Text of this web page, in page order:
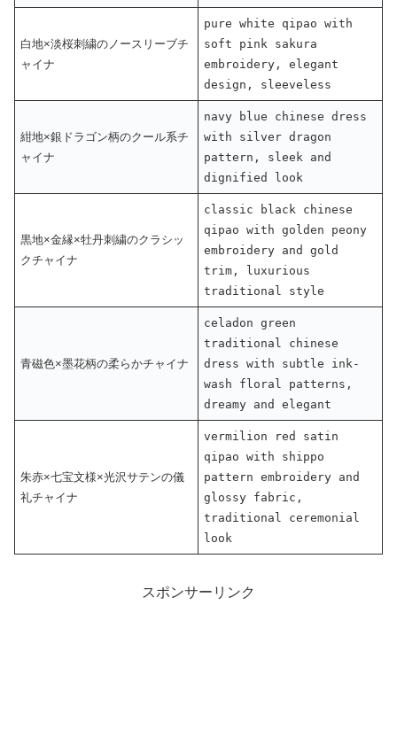
白地×淡桜刺繍のノースリーブチ
ャイナ
pure white qipao with
soft pink sakura
embroidery, elegant
design, sleeveless
紺地×銀ドラゴン柄のクール系チ
ャイナ
navy blue chinese dress
with silver dragon
pattern, sleek and
dignified look
黒地×金縁×牡丹刺繍のクラシッ
クチャイナ
classic black chinese
qipao with golden peony
embroidery and gold
trim, luxurious
traditional style
青磁色×墨花柄の柔らかチャイナ
celadon green
traditional chinese
dress with subtle ink-
wash floral patterns,
dreamy and elegant
朱赤×七宝文様×光沢サテンの儀
礼チャイナ
vermilion red satin
qipao with shippo
pattern embroidery and
glossy fabric,
traditional ceremonial
look
スポンサーリンク